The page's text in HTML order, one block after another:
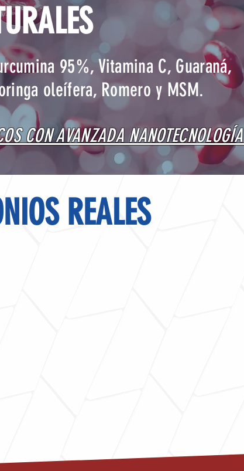
95%, Vitamina C, Guaraná,
oleífera, Romero y MSM.
CON AVANZADA NANOTECNOLOGÍA
REALES